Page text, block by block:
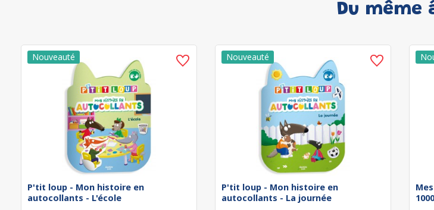
Du même
P'tit loup - Mon histoire en
autocollants - L'école
P'tit loup - Mon histoire en
autocollants - La journée